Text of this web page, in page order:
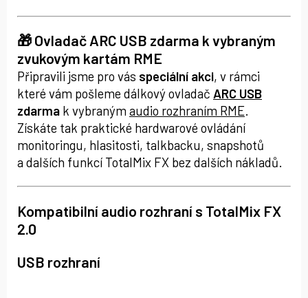
🎁 Ovladač ARC USB zdarma k vybraným
zvukovým kartám RME
Připravili jsme pro vás speciální akci, v rámci
které vám pošleme dálkový ovladač ARC USB
zdarma k vybraným audio rozhraním RME.
Získáte tak praktické hardwarové ovládání
monitoringu, hlasitosti, talkbacku, snapshotů
a dalších funkcí TotalMix FX bez dalších nákladů.
Kompatibilní audio rozhraní s TotalMix FX
2.0
USB rozhraní